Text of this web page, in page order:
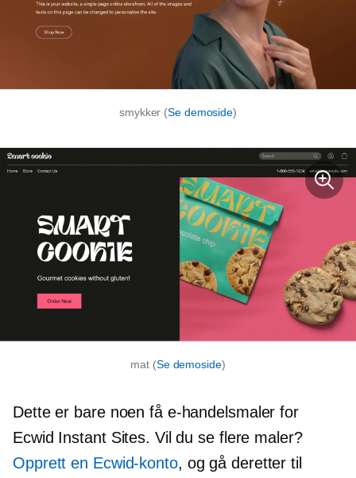
smykker (Se demoside)
mat (Se demoside)
Dette er bare noen få e-handelsmaler for
Ecwid Instant Sites. Vil du se flere maler?
Opprett en Ecwid-konto, og gå deretter til